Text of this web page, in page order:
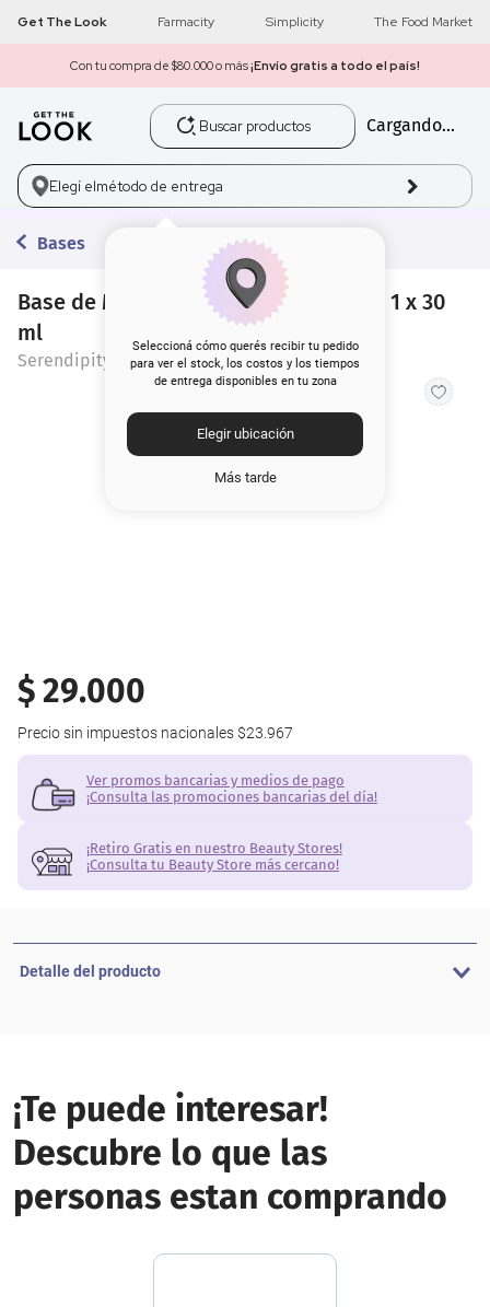
Get The Look Farmacity Simplicity The Food Market
Con tu compra de $80.000 o más¡Envío gratis a todo el país!
Buscar productos
Cargando...
Elegí elmétodo de entrega
Seleccioná cómo querés recibir tu pedido
para ver el stock, los costos y los tiempos
de entrega disponibles en tu zona
Elegir ubicación
Más tarde
Bases
Base de Maquillaje Serendipity Tono 1 x 30
ml
Serendipity
$29.000
Precio sin impuestos nacionales $23.967
Ver promos bancarias y medios de pago
¡Consulta las promociones bancarias del día!
¡Retiro Gratis en nuestro Beauty Stores!
¡Consulta tu Beauty Store más cercano!
Detalle del producto
¡Te puede interesar!
Descubre lo que las
personas estan comprando
1 get the look
2 máscara pestañas
3.
5.